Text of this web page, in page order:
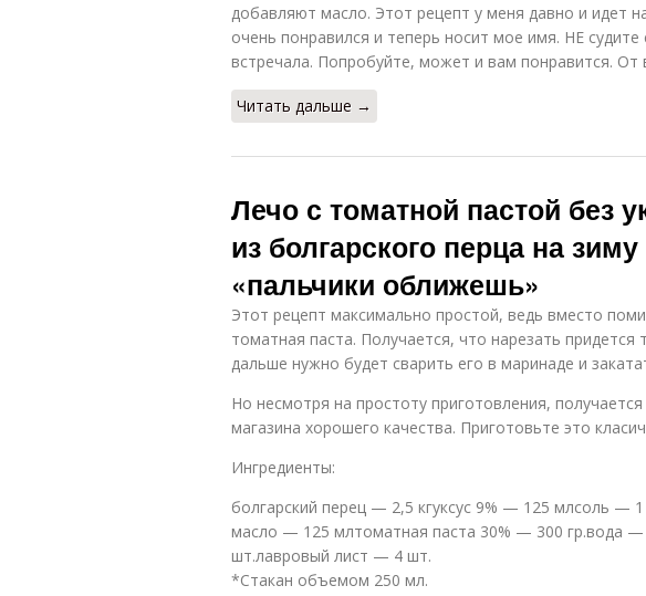
добавляют масло. Этот рецепт у меня давно и идет
очень понравился и теперь носит мое имя. НЕ
встречала. Попробуйте, может и вам понравится. От
Читать дальше →
Лечо с томатной пастой без
из болгарского перца на
«пальчики оближешь»
Этот рецепт максимально простой, ведь вместо
томатная паста. Получается, что нарезать
дальше нужно будет сварить его в маринаде и
Но несмотря на простоту приготовления,
магазина хорошего качества. Приготовьте это
Ингредиенты:
болгарский перец — 2,5 кгуксус 9% — 125 млсоль —
масло — 125 млтоматная паста 30% — 300 гр.вода
шт.лавровый лист — 4 шт.
*Стакан объемом 250 мл.